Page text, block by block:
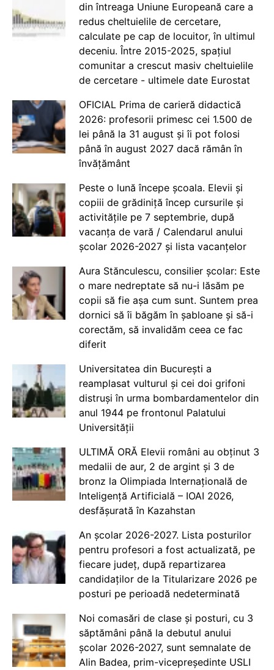
din întreaga Uniune Europeană care a
redus cheltuielile de cercetare,
calculate pe cap de locuitor, în ultimul
deceniu. Între 2015-2025, spațiul
comunitar a crescut masiv cheltuielile
de cercetare - ultimele date Eurostat
OFICIAL Prima de carieră didactică
2026: profesorii primesc cei 1.500 de
lei până la 31 august și îi pot folosi
până în august 2027 dacă rămân în
învățământ
Peste o lună începe școala. Elevii și
copiii de grădiniță încep cursurile și
activitățile pe 7 septembrie, după
vacanța de vară / Calendarul anului
școlar 2026-2027 și lista vacanțelor
Aura Stănculescu, consilier școlar: Este
o mare nedreptate să nu-i lăsăm pe
copii să fie așa cum sunt. Suntem prea
dornici să îi băgăm în șabloane și să-i
corectăm, să invalidăm ceea ce fac
diferit
Universitatea din București a
reamplasat vulturul și cei doi grifoni
distruși în urma bombardamentelor din
anul 1944 pe frontonul Palatului
Universității
ULTIMĂ ORĂ Elevii români au obținut 3
medalii de aur, 2 de argint și 3 de
bronz la Olimpiada Internațională de
Inteligență Artificială – IOAI 2026,
desfășurată în Kazahstan
An școlar 2026-2027. Lista posturilor
pentru profesori a fost actualizată, pe
fiecare județ, după repartizarea
candidaților de la Titularizare 2026 pe
posturi pe perioadă nedeterminată
Noi comasări de clase și posturi, cu 3
săptămâni până la debutul anului
școlar 2026-2027, sunt semnalate de
Alin Badea, prim-vicepreședinte USLI